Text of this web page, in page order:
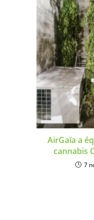
AirGaïa a
cannabis
7